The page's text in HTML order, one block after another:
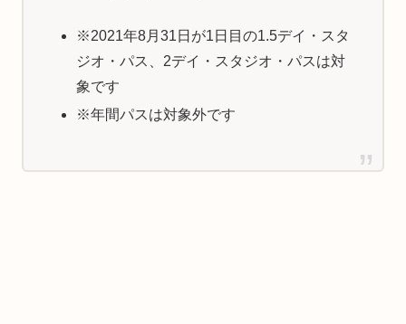
※2021年8月31日が1日目の1.5デイ・スタ
ジオ・パス、2デイ・スタジオ・パスは対
象です
※年間パスは対象外です